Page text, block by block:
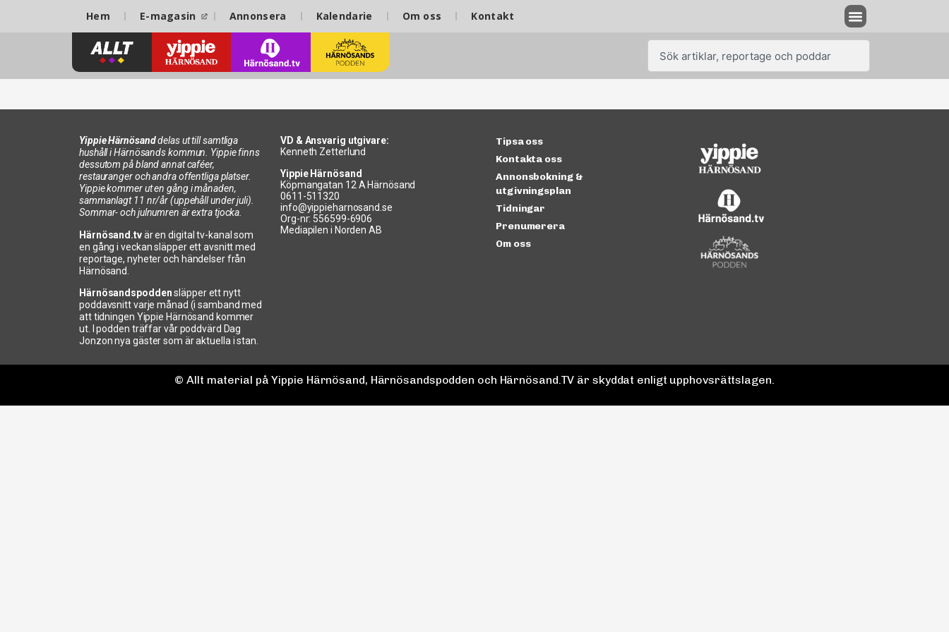
Hem E-magasin Annonsera Kalendarie Om oss Kontakt
Yippie Härnösanddelas ut till samtliga
hushåll i Härnösands kommun. Yippie finns
dessutom på bland annat caféer,
restauranger och andra offentliga platser.
Yippie kommer ut en gång i månaden,
sammanlagt 11 nr/år (uppehåll under juli).
Sommar- och julnumren är extra tjocka.
Härnösand.tvär en digital tv-kanal som
en gång i veckan släpper ett avsnitt med
reportage, nyheter och händelser från
Härnösand.
Härnösandspoddensläpper ett nytt
poddavsnitt varje månad (i samband med
att tidningen Yippie Härnösand kommer
ut. I podden träffar vår poddvärd Dag
Jonzon nya gäster som är aktuella i stan.
VD & Ansvarig utgivare:
Kenneth Zetterlund
Yippie Härnösand
Köpmangatan 12 A Härnösand
0611-511320
info@yippieharnosand.se
Org-nr: 556599-6906
Mediapilen i Norden AB
Tipsa oss
Kontakta oss
Annonsbokning &
utgivningsplan
Tidningar
Prenumerera
Om oss
© Allt material på Yippie Härnösand, Härnösandspodden och Härnösand.TV är skyddat enligt upphovsrättslagen.